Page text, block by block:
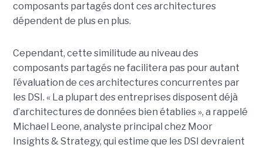
composants partagés dont ces architectures
dépendent de plus en plus.
Cependant, cette similitude au niveau des
composants partagés ne facilitera pas pour autant
l’évaluation de ces architectures concurrentes par
les DSI. « La plupart des entreprises disposent déjà
d’architectures de données bien établies », a rappelé
Michael Leone, analyste principal chez Moor
Insights & Strategy, qui estime que les DSI devraient